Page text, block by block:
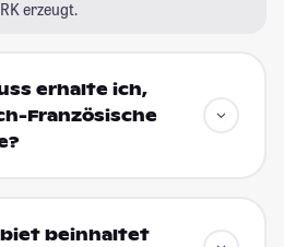
erzeugt.
erhalte ich,
Französische
beinhaltet